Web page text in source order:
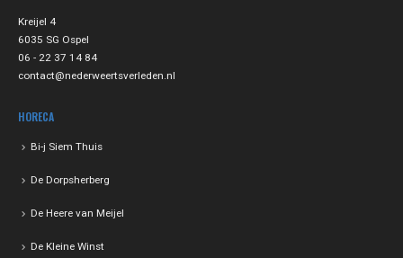
Kreijel 4
6035 SG Ospel
06 - 22 37 14 84
contact@nederweertsverleden.nl
HORECA
Bi-j Siem Thuis
De Dorpsherberg
De Heere van Meijel
De Kleine Winst